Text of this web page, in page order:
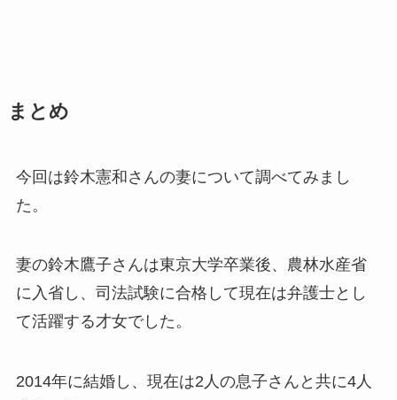
まとめ
今回は鈴木憲和さんの妻について調べてみまし
た。
妻の鈴木鷹子さんは東京大学卒業後、農林水産省
に入省し、司法試験に合格して現在は弁護士とし
て活躍する才女でした。
2014年に結婚し、現在は2人の息子さんと共に4人